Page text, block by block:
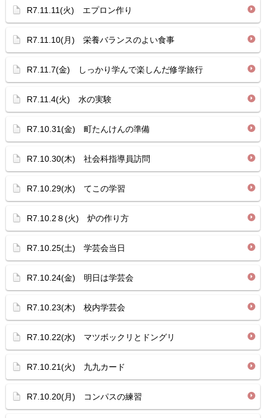
R7.11.11(火) エプロン作り
R7.11.10(月) 栄養バランスのよい食事
R7.11.7(金) しっかり学んで楽しんだ修学旅行
R7.11.4(火) 水の実験
R7.10.31(金) 町たんけんの準備
R7.10.30(木) 社会科指導員訪問
R7.10.29(水) てこの学習
R7.10.2８(火) 炉の作り方
R7.10.25(土) 学芸会当日
R7.10.24(金) 明日は学芸会
R7.10.23(木) 校内学芸会
R7.10.22(水) マツボックリとドングリ
R7.10.21(火) 九九カード
R7.10.20(月) コンパスの練習